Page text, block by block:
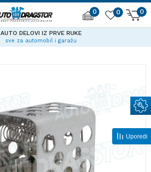
0 0
0
AUTO DELOVI IZ PRVE RUKE
sve za automobil i garažu
Uporedi